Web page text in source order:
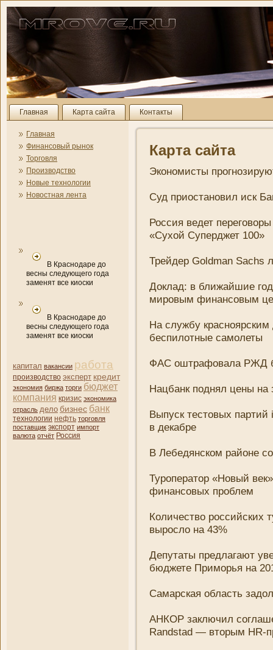
Главная Карта сайта Контакты
Главная
Финансовый рынок
Торговля
Производство
Новые технологии
Новостная лента
В Краснодаре до
весны следующего года
заменят все киоски
В Краснодаре до
весны следующего года
заменят все киоски
капитал вакансии работа
производство эксперт кредит
экономия биржа торги бюджет
компани­я кризис экономика
отрасль дело бизнес банк
технологии нефть торговля
поставщик экспорт импорт
валюта отчёт Россия
Карта сайта
Экономисты
Суд приостановил иск
Россия ведет
«Сухой Суперджет 100»
Трейдер Goldman Sachs
Доклад: в ближайшие
мировым финансовым
На службу
беспилотные самолеты
ФАС оштрафовала РЖД
Нацбанк поднял цены на
Выпуск тестовых партий
в декабре
В Лебедянском районе
Туроператор «Новый
финансовых проблем
Количество российских
выросло на 43%
Депутаты предлагают
бюджете Приморья на
Самарская область
АНКОР заключил
Randstad — вторым HR-